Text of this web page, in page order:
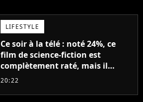
LIFESTYLE
Ce soir à la télé : noté 24%, ce
film de science-fiction est
complètement raté, mais il
aurait pu être encore pire à
20:22